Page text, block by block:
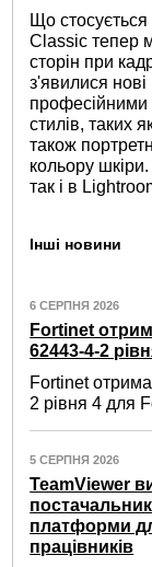
Що стосується
Classic тепер
сторін при
з'явилися нові
професійними
стилів, таких
також
кольору
так і в
Інші новини
6 СЕРПНЯ 2026
Fortinet
62443-4-2
Fortinet
2 рівня 4 для
5 СЕРПНЯ 2026
TeamViewer
платформи
працівників